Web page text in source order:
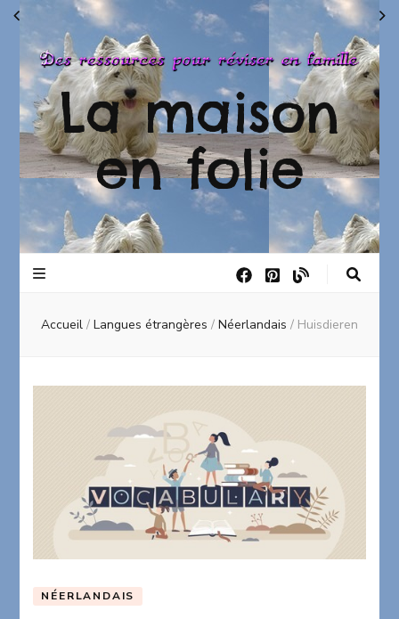
La maison
en folie
Accueil / Langues étrangères / Néerlandais / Huisdieren
NÉERLANDAIS